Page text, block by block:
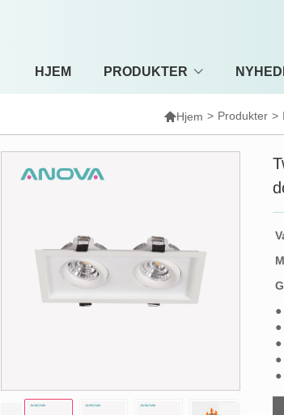
HJEM PRODUKTER
Hjem > Produkter >